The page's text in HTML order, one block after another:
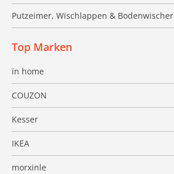
Putzeimer, Wischlappen & Bodenwischer
Top Marken
ïn home
COUZON
Kesser
IKEA
morxinle